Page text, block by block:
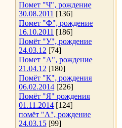
Помет "Ч", рождение
30.08.2011 [136]
Помет "Ф", рождение
16.10.2011 [186]
Помёт "У", рождение
24.03.12 [74]
Помет "А", рождение
21.04.12 [180]
Помёт "К", рождения
06.02.2014 [226]
Помёт "Я" рождения
01.11.2014 [124]
помёт "А", рождение
24.03.15 [99]